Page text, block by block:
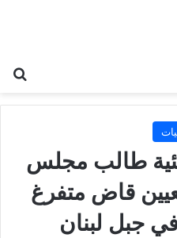
طالب مجلس
قاض متفرغ
في جبل لبنان